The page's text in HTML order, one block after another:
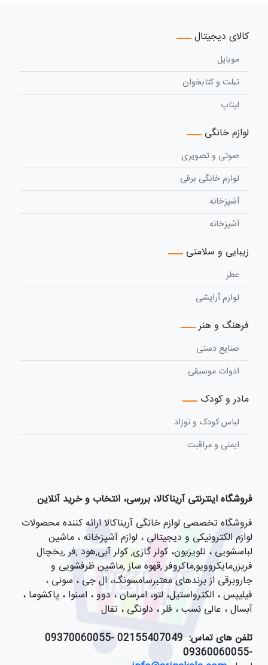
فروشگاه اینترنتی آریناکالا، بررسی، انتخاب و خرید آنلاین
فروشگاه تخصصی لوازم خانگی آریناکالا ارائه کننده محصولات
لوازم الکترونیکی و دیجیتالی ، لوازم آشپزخانه ، ماشین
لباسشویی ، تلویزیون، کولر گازی, کولر آبی,هود ,فر ,یخچال
فریزر,مایکروویو,ماکروفر ,قهوه ساز ,ماشین ظرفشویی و
جاروبرقی از برندهای معتبرسامسونگ، ال جی ، سونی ،
فیلیپس ، الکترواستیل، لتو، امرسان ، دوو ، اسنوا ، پاکشوما ،
آبسال ، عالی نسب ، فلر ، دلونگی ، تفال
تلفن های تماس:
021
55407049 -09370060055
-09360060055
کالای دیجیتال
موبایل
تبلت و کتابخوان
لپتاپ
لوازم خانگی
صوتی و تصویری
لوازم خانگی برقی
آشپزخانه
آشپزخانه
زیبایی و سلامتی
عطر
لوازم آرایشی
فرهنگ و هنر
صنایع دستی
ادوات موسیقی
مادر و کودک
لباس کودک و نوزاد
ایمنی و مراقبت